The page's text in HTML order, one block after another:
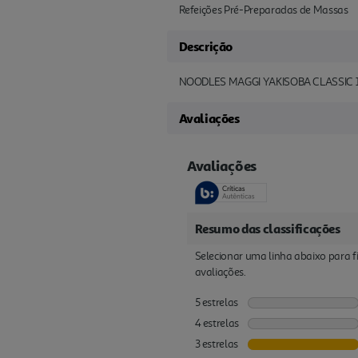
Refeições Pré-Preparadas de Massas
Descrição
NOODLES MAGGI YAKISOBA CLASSIC
Avaliações